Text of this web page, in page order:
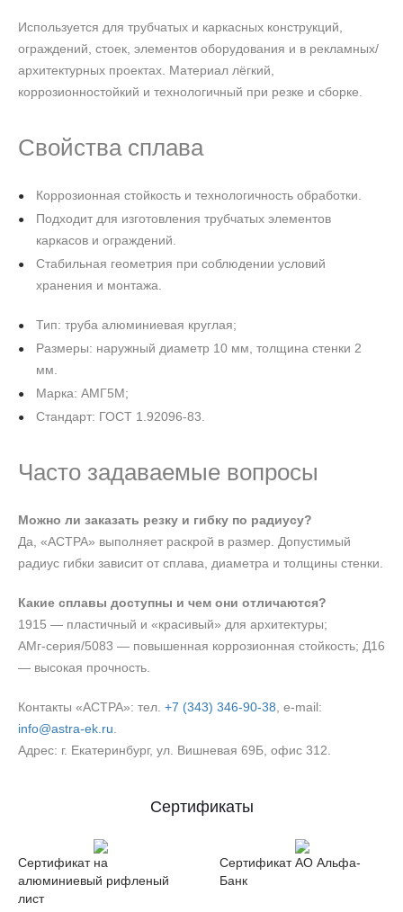
Используется для трубчатых и каркасных конструкций,
ограждений, стоек, элементов оборудования и в рекламных/
архитектурных проектах. Материал лёгкий,
коррозионностойкий и технологичный при резке и сборке.
Свойства сплава
Коррозионная стойкость и технологичность обработки.
Подходит для изготовления трубчатых элементов
каркасов и ограждений.
Стабильная геометрия при соблюдении условий
хранения и монтажа.
Тип: труба алюминиевая круглая;
Размеры: наружный диаметр 10 мм, толщина стенки 2
мм.
Марка: АМГ5М;
Стандарт: ГОСТ 1.92096-83.
Часто задаваемые вопросы
Можно ли заказать резку и гибку по радиусу?
Да, «АСТРА» выполняет раскрой в размер. Допустимый
радиус гибки зависит от сплава, диаметра и толщины стенки.
Какие сплавы доступны и чем они отличаются?
1915 — пластичный и «красивый» для архитектуры;
АМг‑серия/5083 — повышенная коррозионная стойкость; Д16
— высокая прочность.
Контакты «АСТРА»: тел. +7 (343) 346‑90‑38 , e‑mail:
info@astra-ek.ru
Адрес: г. Екатеринбург, ул. Вишневая 69Б, офис 312.
Сертификаты
Сертификат на
алюминиевый рифленый
лист
Сертификат АО Альфа-
Банк